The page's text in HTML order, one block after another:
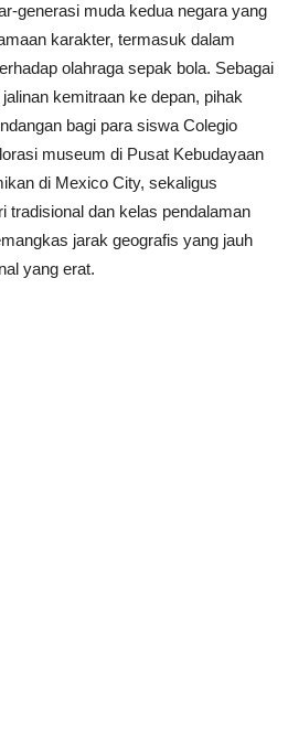
generasi muda kedua negara yang
karakter, termasuk dalam
olahraga sepak bola. Sebagai
kemitraan ke depan, pihak
bagi para siswa Colegio
museum di Pusat Kebudayaan
di Mexico City, sekaligus
tradisional dan kelas pendalaman
jarak geografis yang jauh
yang erat.